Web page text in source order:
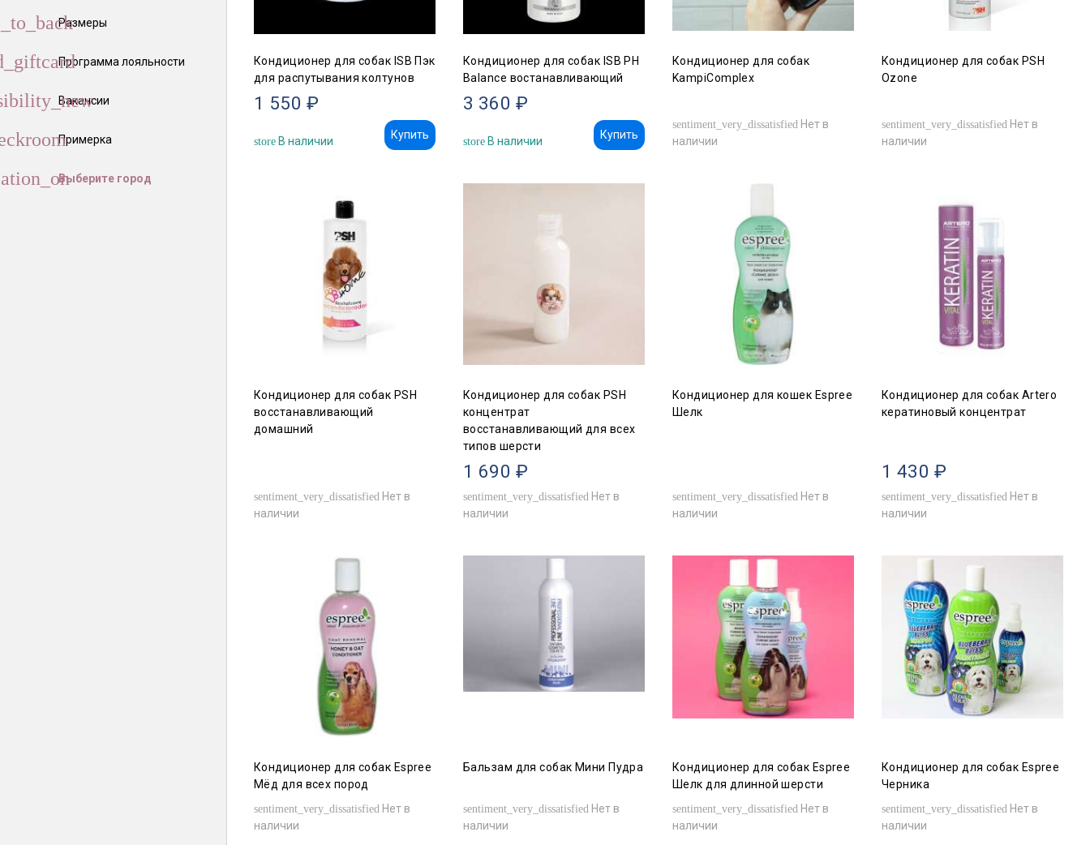
Кондиционер для собак ISB Пэк
для распутывания колтунов
1 550 ₽
store В наличии Купить
Кондиционер для собак ISB PH
Balance востанавливающий
3 360 ₽
store В наличии Купить
Кондиционер для собак
KampiComplex
sentiment_very_dissatisfied Нет в
наличии
Кондиционер для собак PSH
Ozone
sentiment_very_dissatisfied Нет в
наличии
Кондиционер для собак PSH
восстанавливающий
домашний
sentiment_very_dissatisfied Нет в
наличии
Кондиционер для собак PSH
концентрат
восстанавливающий для всех
типов шерсти
1 690 ₽
sentiment_very_dissatisfied Нет в
наличии
Кондиционер для кошек Espree
Шелк
sentiment_very_dissatisfied Нет в
наличии
Кондиционер для собак Artero
кератиновый концентрат
1 430 ₽
sentiment_very_dissatisfied Нет в
наличии
Кондиционер для собак Espree
Мёд для всех пород
sentiment_very_dissatisfied Нет в
наличии
Бальзам для собак Мини Пудра
sentiment_very_dissatisfied Нет в
наличии
Кондиционер для собак Espree
Шелк для длинной шерсти
sentiment_very_dissatisfied Нет в
наличии
Кондиционер для собак Espree
Черника
sentiment_very_dissatisfied Нет в
наличии
Размеры
Программа лояльности
Вакансии
Примерка
Выберите город